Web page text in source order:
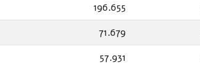
196.655
71.679
57.931